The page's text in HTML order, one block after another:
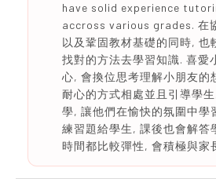
have solid experience
accross various grades. 在
以及鞏固教材基礎的同時, 也
找對的方法去學習知識. 喜愛
心, 會換位思考理解小朋友的
耐心的方式相處並且引導學
學, 讓他們在愉快的氛圍中學
練習題給學生, 課後也會解答
時間都比較彈性, 會積極與家